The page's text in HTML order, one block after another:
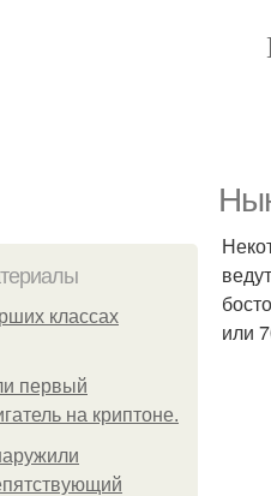
классах
первый
на криптоне.
или